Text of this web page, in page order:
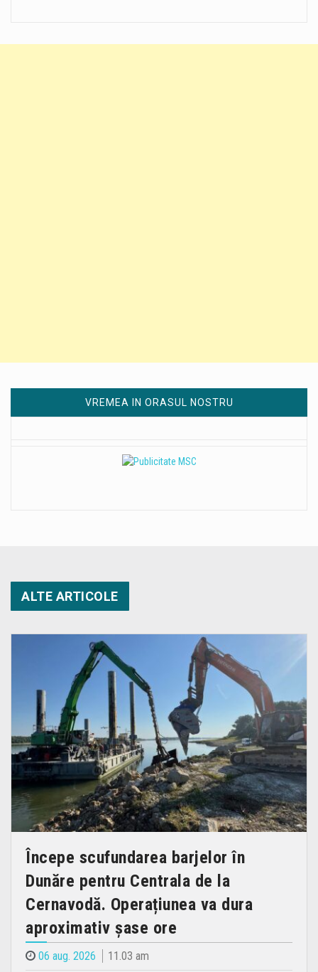
VREMEA IN ORASUL NOSTRU
ALTE ARTICOLE
Începe scufundarea barjelor în
Dunăre pentru Centrala de la
Cernavodă. Operațiunea va dura
aproximativ șase ore
06 aug. 2026 11.03 am